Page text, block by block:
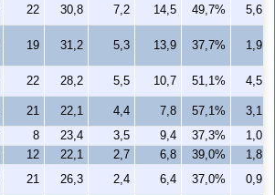
22 30,8 7,2 14,5 49,7%
5,6
19 31,2 5,3 13,9 37,7% 1,9
22 28,2 5,5 10,7 51,1%
4,5
21 22,1 4,4 7,8 57,1%
3,1
8 23,4 3,5 9,4 37,3%
1,0
12 22,1 2,7 6,8 39,0%
1,8
21 26,3 2,4 6,4 37,0%
0,9